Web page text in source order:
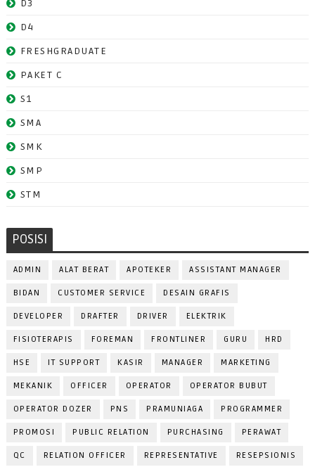
D3
D4
FRESHGRADUATE
PAKET C
S1
SMA
SMK
SMP
STM
POSISI
ADMIN ALAT BERAT APOTEKER ASSISTANT MANAGER
BIDAN CUSTOMER SERVICE DESAIN GRAFIS
DEVELOPER DRAFTER DRIVER ELEKTRIK
FISIOTERAPIS FOREMAN FRONTLINER GURU HRD
HSE IT SUPPORT KASIR MANAGER MARKETING
MEKANIK OFFICER OPERATOR OPERATOR BUBUT
OPERATOR DOZER PNS PRAMUNIAGA PROGRAMMER
PROMOSI PUBLIC RELATION PURCHASING PERAWAT
QC RELATION OFFICER REPRESENTATIVE RESEPSIONIS